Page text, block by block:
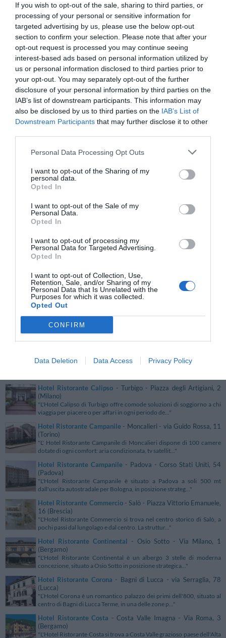
If you wish to opt-out of the sale, sharing to third parties, or
processing of your personal or sensitive information for
targeted advertising by us, please use the below opt-out
section to confirm your selection. Please note that after your
opt-out request is processed you may continue seeing
interest-based ads based on personal information utilized by
us or personal information disclosed to third parties prior to
your opt-out. You may separately opt-out of the further
disclosure of your personal information by third parties on the
IAB’s list of downstream participants. This information may
also be disclosed by us to third parties on the IAB’s List of
Downstream Participants that may further disclose it to other
Personal Data Processing Opt Outs
I want to opt-out of the Sharing of my
personal data.
Opted In
I want to opt-out of the Sale of my
Personal Data.
Opted In
I want to opt-out of processing my
Personal Data for Targeted Advertising.
Opted In
I want to opt-out of Collection, Use,
Retention, Sale, and/or Sharing of my
Personal Data that Is Unrelated with the
Purposes for which it was collected.
Opted Out
CONFIRM
Data Deletion Data Access Privacy Policy
Hotel Ristorante al Mulino- San Michele - Via Casale, 44
(Alessandria)
"L'Hotel Ristorante Al Mulino è situato a San Michele di Alessandria,
tra le colline del Piemonte nel Basso Monferrato, a..."
Hotel Ristorante Alcide
- Poggibonsi - Viale Marconi, 67/A
(Siena)
"L'Hotel Ristorante Alcide è situato a Poggibonsi, in prossimità della
zona del Chianti, a 1 km dall'uscita Poggibonsi No..."
Hotel Ristorante All'Olivo- Tarquinia - via Palmiro Togliatti,
13/15 (Viterbo)
"L’Hotel Ristorante All'Olivo è un moderno albergo situato a
Tarquinia, in posizione strategica rispetto al Porto di Civi..."
Hotel Ristorante Alpino- Malcesine - Piazza Statuto, 23
"L’Hotel Alpino è situato nel centro di Malcesine a poca distanza dal
Hotel Ristorante Baga Baga
"L'Hotel Baga Baga si trova a Castelsardo in provincia di Sassari in una
posizione da cui si gode di un panorama mozzafia..."
(Viterbo)
"L'Hotel Ristorante Biscetti è un accogliente albergo a gestione
familiare situato in Località Bagnaia, in una zona tranq..."
(Torino)
"L'Hotel Ristorante Belvedere si trova a Torino a circa 6 km dal centro
cittadino e dai luoghi di maggiore interesse. La..."
Hotel Ristorante Belvedere
- Alice Bel Colle - Piazza
Guacchione, 9 (Alessandria)
"L'Hotel Ristorante Belvedere sorge ad Alice Bel Colle, circondato
dalle verdeggianti valli e colline del tipico paesaggi..."
"Hotel La Tana è situato a Maratea in una zona tranquilla e soleggiata,
in posizione strategica per raggiungere le spiagg..."
(Cagliari)
"L'Hotel Ristorante Calamosca si trova a Cagliari incastonato tra due
Hotel Ristorante Calipso - Turbigo - Piazza degli Artigiani, 2
(Milano)
"L'Hotel Calipso di Turbigo offre comode soluzioni di soggiorno a chi
viaggia per piacere o per affari in ogni periodo de..."
Hotel Ristorante Campanile- Moncalieri - via Guido Rossa, 11
(Torino)
"L' Hotel Ristorante Campanile di Moncalieri dispone di 100 camere
dotate di ogni comfort: aria condizionata, tv satellit..."
Hotel Ristorante Campanile - Padova - Corso Stati Uniti, 54
(Padova)
"L'Hotel Ristorante Campanile è situato a Padova a soli 500 mt
dall'uscita autostradale per Bologna, in posizione strateg..."
Hotel Ristorante Commercio- Salò - Piazza Vittorio Emanuele,
16 (Brescia)
"L'Hotel Ristorante Commercio si trova nel centro storico di Salò, a
pochi passi dal lungolago e dal centro. La struttur..."
Hotel Ristorante Continental - Osio Sotto - Via Milano, 1
(Bergamo)
"L'Hotel Ristorante Continental è un albergo 3 stelle di moderna
concezione, situato a Osio Sotto in posizione strategica..."
Hotel Ristorante Corona - Bagni di Lucca - via Serraglia, 78
(Lucca)
"L’Hotel Corona è un romantico palazzo dei primi dell'800, situato al
centro di Bagni di Lucca Terme, in una delle zone p..."
Hotel Ristorante Costa - Costa Valle Imagna - Via Roma, 3
(Bergamo)
"L'Hotel Ristorante Costa si trova a Costa Valle grazioso paese dell'Alta